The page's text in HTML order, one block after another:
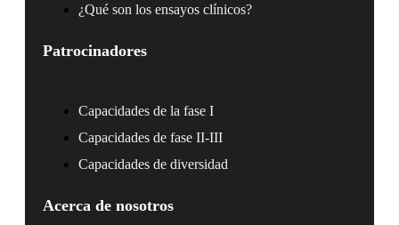
¿Qué son los ensayos clínicos?
Patrocinadores
Capacidades de la fase I
Capacidades de fase II-III
Capacidades de diversidad
Acerca de nosotros